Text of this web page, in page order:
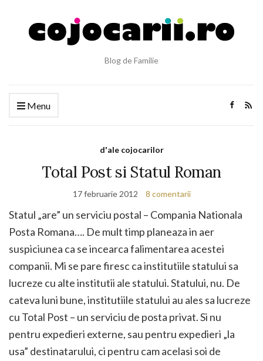
Blog de Familie
Menu
d'ale cojocarilor
Total Post si Statul Roman
17 februarie 2012 8 comentarii
Statul „are” un serviciu postal – Compania Nationala
Posta Romana…. De mult timp planeaza in aer
suspiciunea ca se incearca falimentarea acestei
companii. Mi se pare firesc ca institutiile statului sa
lucreze cu alte institutii ale statului. Statului, nu. De
cateva luni bune, institutiile statului au ales sa lucreze
cu Total Post – un serviciu de posta privat. Si nu
pentru expedieri externe, sau pentru expedieri „la
usa” destinatarului, ci pentru cam acelasi soi de